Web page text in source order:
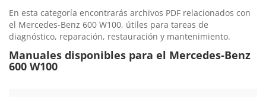
En esta categoría encontrarás archivos PDF relacionados con
el Mercedes-Benz 600 W100, útiles para tareas de
diagnóstico, reparación, restauración y mantenimiento.
Manuales disponibles para el Mercedes-Benz
600 W100